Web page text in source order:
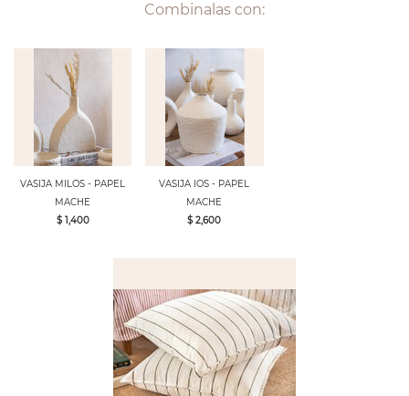
Combinalas con:
VASIJA MILOS - PAPEL
MACHE
$ 1,400
VASIJA IOS - PAPEL
MACHE
$ 2,600